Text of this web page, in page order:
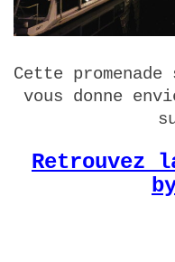
Cette
vous donne
Retrouvez